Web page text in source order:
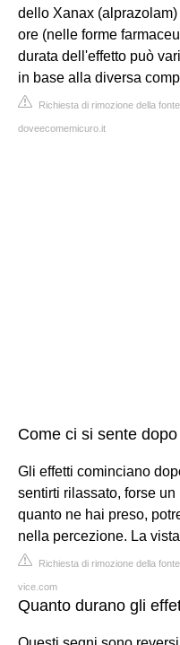
dello Xanax
ore (nelle forme
durata dell'effetto può
in base alla diversa
Richiesta di rimozione della fonte
doveecomemicuro.it
Come ci si sente
Gli effetti cominciano
sentirti rilassato, forse
quanto ne hai preso,
nella percezione. La
Richiesta di rimozione della fonte
vice.com
Quanto durano gli